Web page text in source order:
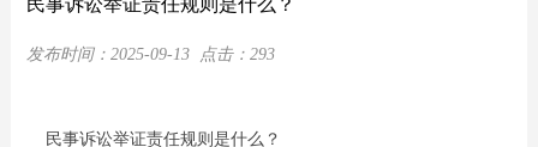
民事诉讼举证责任规则是什么？
发布时间： 2025-09-13点击： 293
民事诉讼举证责任规则是什么？